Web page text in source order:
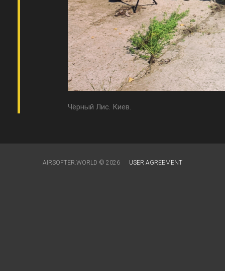
Чёрный Лис. Киев.
AIRSOFTER.WORLD © 2026 USER AGREEMENT